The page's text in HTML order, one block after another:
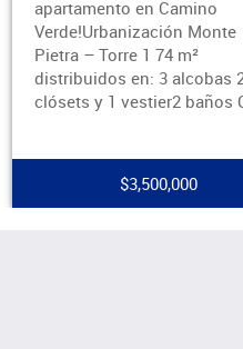
ubicado en la exclusiva
Residencial Prados de San
Diego, un sector estratégico
Medellín, con fácil acceso a
$475,000,000